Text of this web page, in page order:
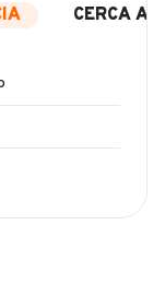
CERCA